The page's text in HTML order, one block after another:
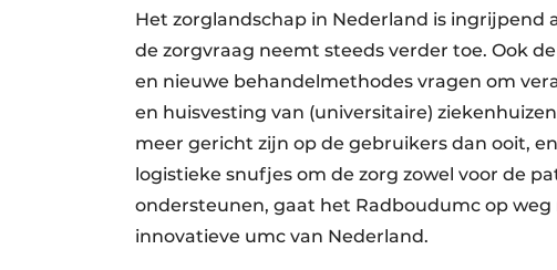
Het zorglandschap in Nederland is
de zorgvraag neemt steeds verder toe. Ook
en nieuwe behandelmethodes vragen om
en huisvesting van (universitaire)
meer gericht zijn op de gebruikers dan ooit,
logistieke snufjes om de zorg zowel voor de
ondersteunen, gaat het Radboudumc op
innovatieve umc van Nederland.